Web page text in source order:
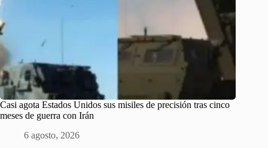
Casi agota Estados Unidos sus misiles de precisión tras cinco
meses de guerra con Irán
6 agosto, 2026